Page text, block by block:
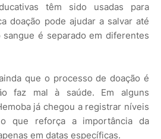
têm sido usadas para
doação pode ajudar a salvar até
é separado em diferentes
que o processo de doação é
faz mal à saúde. Em alguns
já chegou a registrar níveis
que reforça a importância da
em datas específicas.